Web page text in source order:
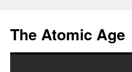
content
The Atomic Age